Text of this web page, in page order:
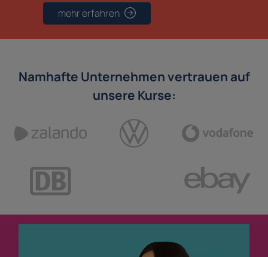
mehr erfahren
Namhafte Unternehmen vertrauen auf
unsere Kurse: